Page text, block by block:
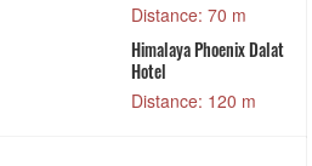
Distance: 70 m
Himalaya Phoenix Dalat
Hotel
Distance: 120 m